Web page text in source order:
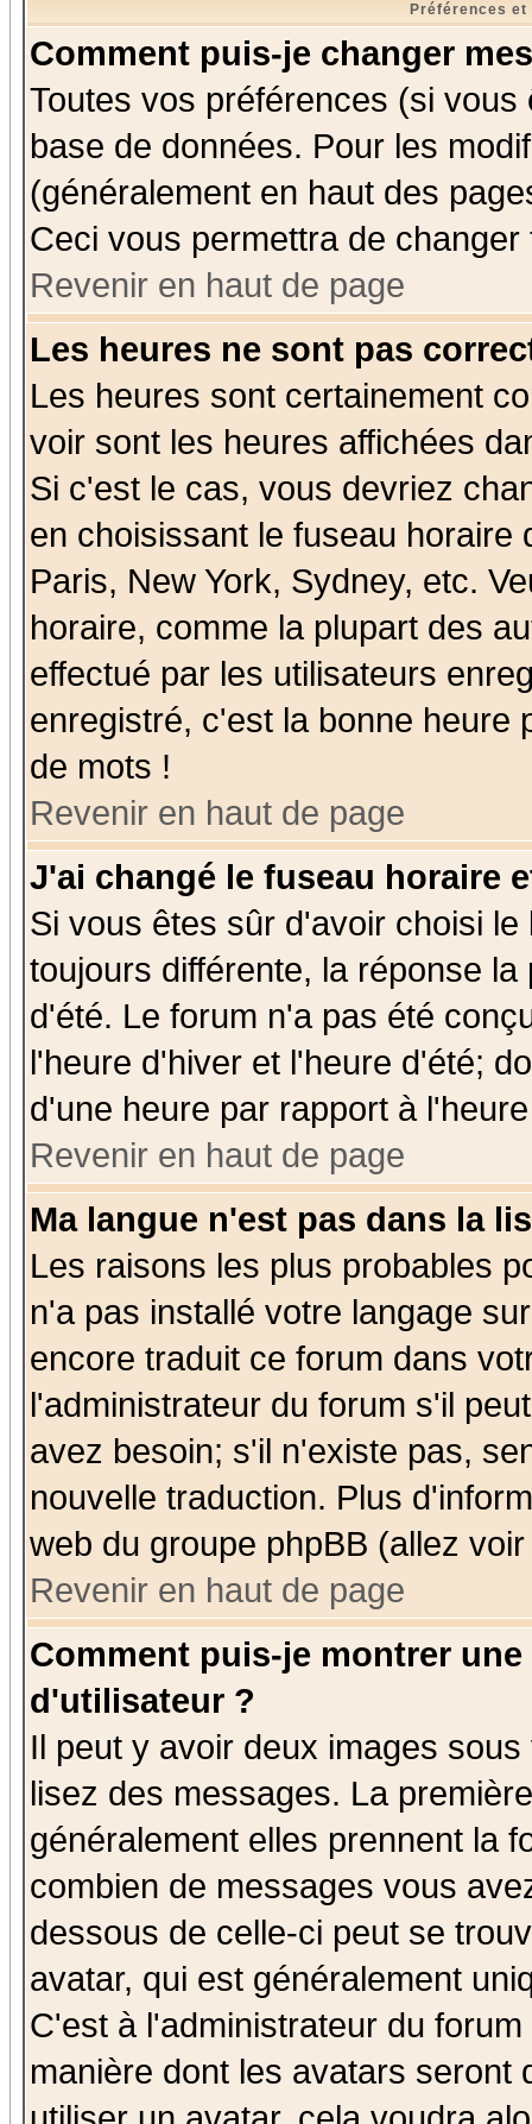
Préférences
Comment puis-je changer
Toutes vos préférences (si
base de données. Pour les
(généralement en haut des
Ceci vous permettra de
Revenir en haut de page
Les heures ne sont pas
Les heures sont certainement
voir sont les heures affichées
Si c'est le cas, vous devriez
en choisissant le fuseau
Paris, New York, Sydney, etc.
horaire, comme la plupart des
effectué par les utilisateurs
enregistré, c'est la bonne heure
de mots !
Revenir en haut de page
J'ai changé le fuseau horaire
Si vous êtes sûr d'avoir choisi
toujours différente, la réponse
d'été. Le forum n'a pas été
l'heure d'hiver et l'heure d'été;
d'une heure par rapport à
Revenir en haut de page
Ma langue n'est pas dans la
Les raisons les plus probables
n'a pas installé votre langage
encore traduit ce forum dans
l'administrateur du forum s'il
avez besoin; s'il n'existe pas,
nouvelle traduction. Plus
web du groupe phpBB (allez
Revenir en haut de page
Comment puis-je montrer
d'utilisateur ?
Il peut y avoir deux images
lisez des messages. La
généralement elles prennent la
combien de messages vous
dessous de celle-ci peut se
avatar, qui est généralement
C'est à l'administrateur du
manière dont les avatars seront